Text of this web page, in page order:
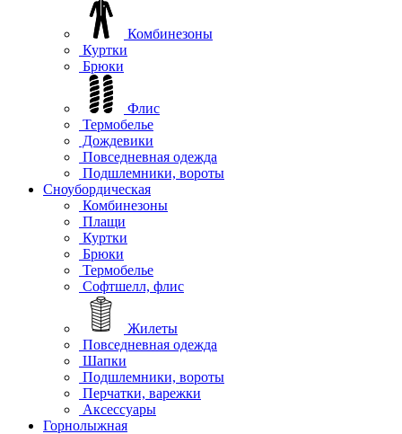
Комбинезоны
Куртки
Брюки
Флис
Термобелье
Дождевики
Повседневная одежда
Подшлемники, вороты
Сноубордическая
Комбинезоны
Плащи
Куртки
Брюки
Термобелье
Софтшелл, флис
Жилеты
Повседневная одежда
Шапки
Подшлемники, вороты
Перчатки, варежки
Аксессуары
Горнолыжная